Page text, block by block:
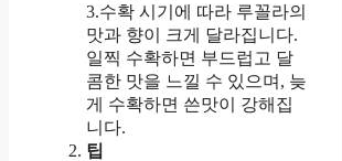
3.수확 시기에 따라 루꼴라의
맛과 향이 크게 달라집니다.
일찍 수확하면 부드럽고 달
콤한 맛을 느낄 수 있으며, 늦
게 수확하면 쓴맛이 강해집
니다.
팁